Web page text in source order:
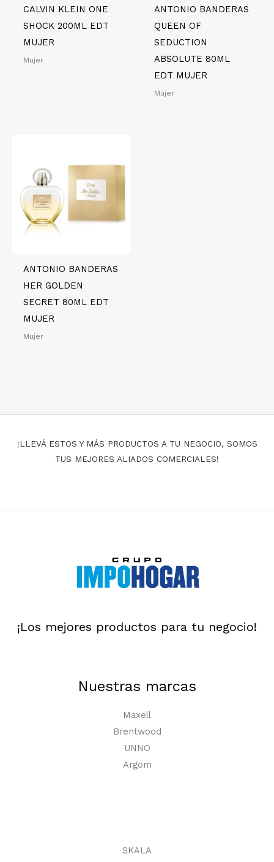
CALVIN KLEIN ONE
SHOCK 200ML EDT
MUJER
Mujer
ANTONIO BANDERAS
QUEEN OF
SEDUCTION
ABSOLUTE 80ML
EDT MUJER
Mujer
ANTONIO BANDERAS
HER GOLDEN
SECRET 80ML EDT
MUJER
Mujer
¡LLEVÁ ESTOS Y MÁS PRODUCTOS A TU NEGOCIO, SOMOS
TUS MEJORES ALIADOS COMERCIALES!
¡Los mejores productos para tu negocio!
Nuestras marcas
Maxell
Brentwood
UNNO
Argom
SKALA